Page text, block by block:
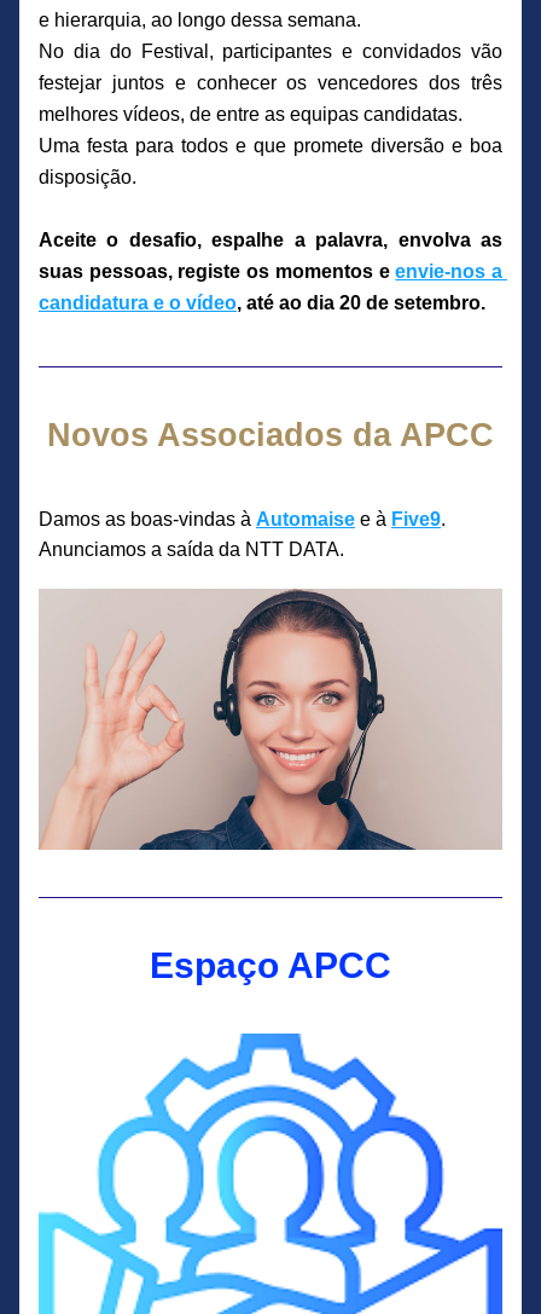
e hierarquia, ao longo dessa semana.
No dia do Festival, participantes e convidados vão
festejar juntos e conhecer os vencedores dos três
melhores vídeos, de entre as equipas candidatas.
Uma festa para todos e que promete diversão e boa
disposição.
Aceite o desafio, espalhe a palavra, envolva as
suas pessoas, registe os momentos e envie-nos a
candidatura e o vídeo, até ao dia 20 de setembro.
Novos Associados da APCC
Damos as boas-vindas à Automaise e à Five9.
Anunciamos a saída da NTT DATA.
Espaço APCC